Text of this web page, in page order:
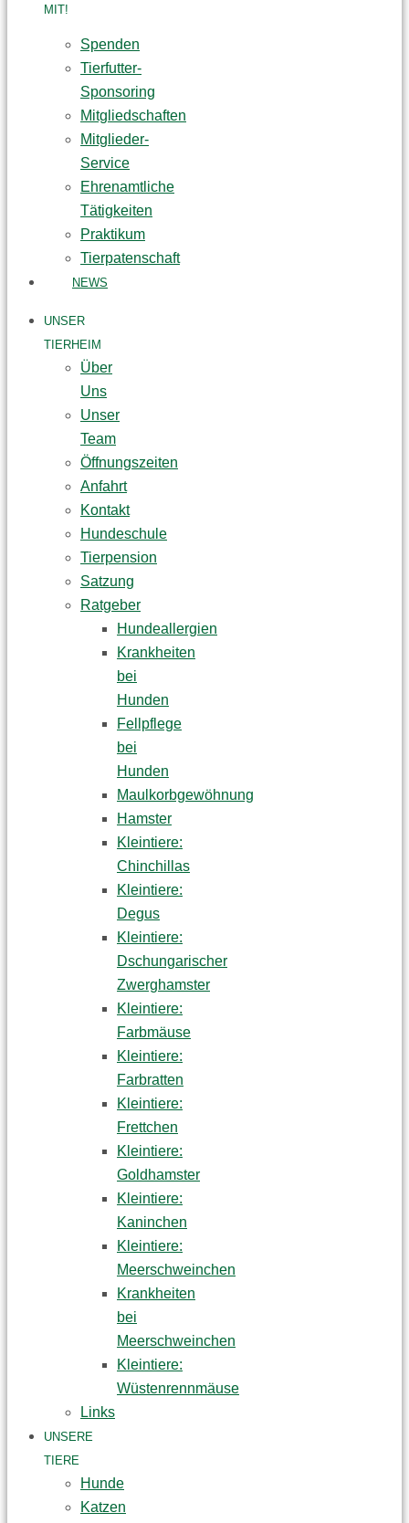
MIT!
Spenden
Tierfutter-
Sponsoring
Mitgliedschaften
Mitglieder-
Service
Ehrenamtliche
Tätigkeiten
Praktikum
Tierpatenschaft
NEWS
UNSER
TIERHEIM
Über
Uns
Unser
Team
Öffnungszeiten
Anfahrt
Kontakt
Hundeschule
Tierpension
Satzung
Ratgeber
Hundeallergien
Krankheiten
bei
Hunden
Fellpflege
bei
Hunden
Maulkorbgewöhnung
Hamster
Kleintiere:
Chinchillas
Kleintiere:
Degus
Kleintiere:
Dschungarischer
Zwerghamster
Kleintiere:
Farbmäuse
Kleintiere:
Farbratten
Kleintiere:
Frettchen
Kleintiere:
Goldhamster
Kleintiere:
Kaninchen
Kleintiere:
Meerschweinchen
Krankheiten
bei
Meerschweinchen
Kleintiere:
Wüstenrennmäuse
Links
UNSERE
TIERE
Hunde
Katzen